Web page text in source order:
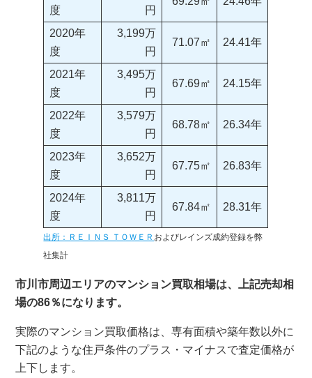
度 円
2020年
度
3,199万
円
71.07㎡ 24.41年
2021年
度
3,495万
円
67.69㎡ 24.15年
2022年
度
3,579万
円
68.78㎡ 26.34年
2023年
度
3,652万
円
67.75㎡ 26.83年
2024年
度
3,811万
円
67.84㎡ 28.31年
出所：ＲＥＩＮＳ ＴＯＷＥＲ およびレインズ成約登録を弊
社集計
市川市周辺エリアのマンション買取相場は、上記売却相
場の86％になります。
実際のマンション買取価格は、専有面積や築年数以外に
下記のような住戸条件のプラス・マイナスで査定価格が
上下します。